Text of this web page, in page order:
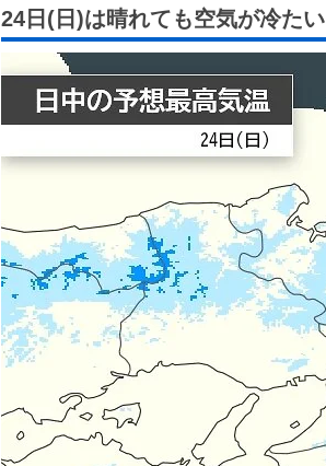
24日(日)は晴れても空気が冷たい